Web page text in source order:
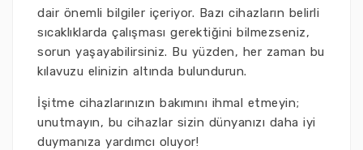
dair önemli bilgiler içeriyor. Bazı cihazların belirli
sıcaklıklarda çalışması gerektiğini bilmezseniz,
sorun yaşayabilirsiniz. Bu yüzden, her zaman bu
kılavuzu elinizin altında bulundurun.
İşitme cihazlarınızın bakımını ihmal etmeyin;
unutmayın, bu cihazlar sizin dünyanızı daha iyi
duymanıza yardımcı oluyor!